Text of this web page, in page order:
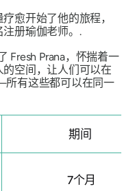
愈开始了他的旅程，
册瑜伽老师。.
Fresh Prana，怀揣着一
空间，让人们可以在
有这些都可以在同一
期间
7个月